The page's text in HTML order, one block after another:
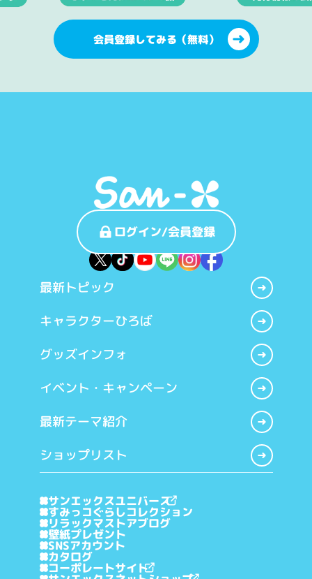
会員登録してみる（無料）
ログイン/会員登録
最新トピック
キャラクターひろば
グッズインフォ
イベント・キャンペーン
最新テーマ紹介
ショップリスト
サンエックスユニバース
すみっコぐらしコレクション
リラックマストアブログ
壁紙プレゼント
SNSアカウント
カタログ
コーポレートサイト